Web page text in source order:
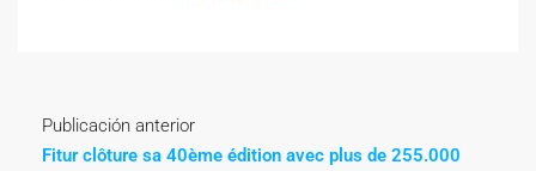
Publicación anterior
Fitur clôture sa 40ème édition avec plus de 255.000